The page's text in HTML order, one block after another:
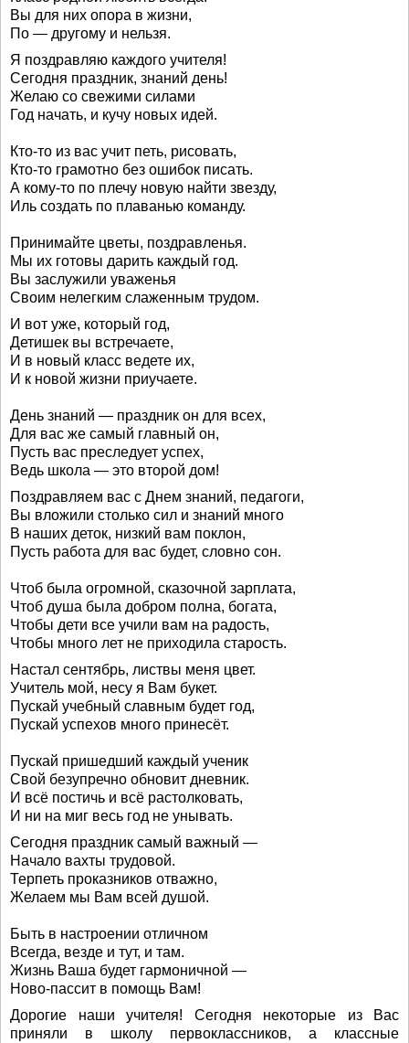
Вы для них опора в жизни,
По — другому и нельзя.
Я поздравляю каждого учителя!
Сегодня праздник, знаний день!
Желаю со свежими силами
Год начать, и кучу новых идей.
Кто-то из вас учит петь, рисовать,
Кто-то грамотно без ошибок писать.
А кому-то по плечу новую найти звезду,
Иль создать по плаванью команду.
Принимайте цветы, поздравленья.
Мы их готовы дарить каждый год.
Вы заслужили уваженья
Своим нелегким слаженным трудом.
И вот уже, который год,
Детишек вы встречаете,
И в новый класс ведете их,
И к новой жизни приучаете.
День знаний — праздник он для всех,
Для вас же самый главный он,
Пусть вас преследует успех,
Ведь школа — это второй дом!
Поздравляем вас с Днем знаний, педагоги,
Вы вложили столько сил и знаний много
В наших деток, низкий вам поклон,
Пусть работа для вас будет, словно сон.
Чтоб была огромной, сказочной зарплата,
Чтоб душа была добром полна, богата,
Чтобы дети все учили вам на радость,
Чтобы много лет не приходила старость.
Настал сентябрь, листвы меня цвет.
Учитель мой, несу я Вам букет.
Пускай учебный славным будет год,
Пускай успехов много принесёт.
Пускай пришедший каждый ученик
Свой безупречно обновит дневник.
И всё постичь и всё растолковать,
И ни на миг весь год не унывать.
Сегодня праздник самый важный —
Начало вахты трудовой.
Терпеть проказников отважно,
Желаем мы Вам всей душой.
Быть в настроении отличном
Всегда, везде и тут, и там.
Жизнь Ваша будет гармоничной —
Ново-пассит в помощь Вам!
Дорогие наши учителя! Сегодня некоторые из Вас
приняли в школу первоклассников, а классные